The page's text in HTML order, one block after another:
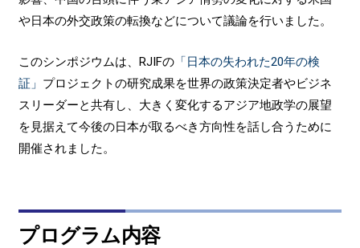
や日本の外交政策の転換などについて議論を行いました。
このシンポジウムは、RJIFの 「日本の失われた20年の検
証」 プロジェクトの研究成果を世界の政策決定者やビジネ
スリーダーと共有し、大きく変化するアジア地政学の展望
を見据えて今後の日本が取るべき方向性を話し合うために
開催されました。
プログラム内容